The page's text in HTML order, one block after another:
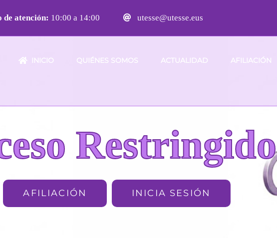
atención: 10:00 a 14:00 utesse@utesse.eus
INICIO QUIÉNES SOMOS ACTUALIDAD AFILIACIÓN
Restringido
AFILIACIÓN INICIA SESIÓN